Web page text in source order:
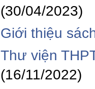
(30/04/2023)
Giới thiệu
Thư viện
(16/11/2022)